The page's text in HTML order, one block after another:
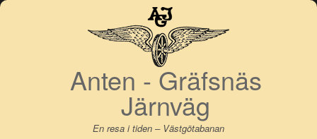
Skip
Anten - Gräfsnäs
Järnväg
En resa i tiden – Västgötabanan